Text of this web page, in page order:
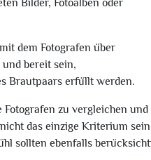
Bilder, Fotoalben oder
dem Fotografen über
bereit sein,
Brautpaars erfüllt werden.
zu vergleichen und
das einzige Kriterium sein
sollten ebenfalls